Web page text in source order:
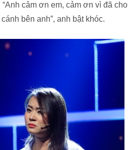
cảm ơn em, cảm ơn vì đã cho
bên anh”, anh bật khóc.